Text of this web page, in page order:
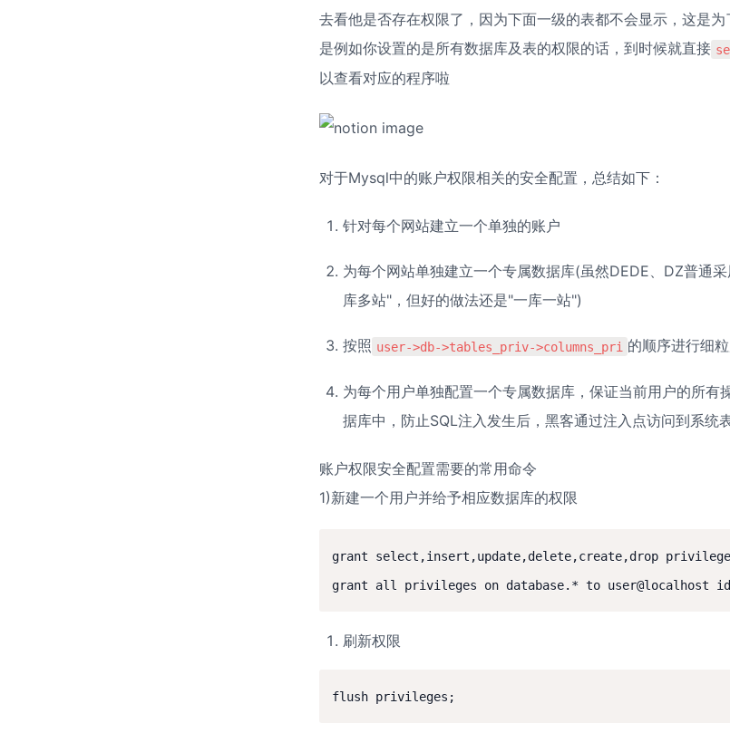
去看他是否存在权限了，因为下面一级的表都不会显示，这是
是例如你设置的是所有数据库及表的权限的话，到时候就直接
以查看对应的程序啦
对于Mysql中的账户权限相关的安全配置，总结如下：
针对每个网站建立一个单独的账户
为每个网站单独建立一个专属数据库(虽然DEDE、DZ普通
库多站"，但好的做法还是"一库一站")
按照 user->db->tables_priv->columns_pri 的顺序进行细
为每个用户单独配置一个专属数据库，保证当前用户的所有
据库中，防止SQL注入发生后，黑客通过注入点访问到系统
账户权限安全配置需要的常用命令
1)新建一个用户并给予相应数据库的权限
grant select,insert,update,delete,create,drop privileges
刷新权限